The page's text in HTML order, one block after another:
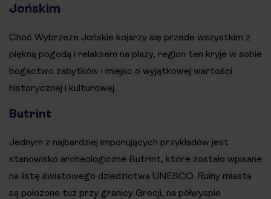
Jońskim
Choć Wybrzeże Jońskie kojarzy się przede wszystkim z
piękną pogodą i relaksem na plaży, region ten kryje w sobie
bogactwo zabytków i miejsc o wyjątkowej wartości
historycznej i kulturowej.
Butrint
Jednym z najbardziej imponujących przykładów jest
stanowisko archeologiczne Butrint, które zostało wpisane
na listę światowego dziedzictwa UNESCO. Ruiny miasta
są położone tuż przy granicy Grecji, na półwyspie